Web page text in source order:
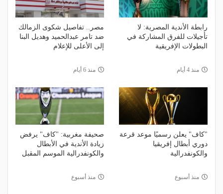
رابطة الأندية المصرية: لا
تأجيلات للفرق المشاركة في
البطولات الإفريقية
منذ 4 أيام
مصر.. تفاصيل شكوى الزمالك
ضد تامر عبدالحميد وهديل البنا
إلى الأعلى للإعلام
منذ 6 أيام
"كاف" يعلن رسميًا موعد قرعة
دوري أبطال إفريقيا
والكونفدرالية
منذ أسبوع
صحيفة مغربية: "كاف" يرفض
زيادة الأندية في الأبطال
والكونفدرالية الموسم المقبل
منذ أسبوع